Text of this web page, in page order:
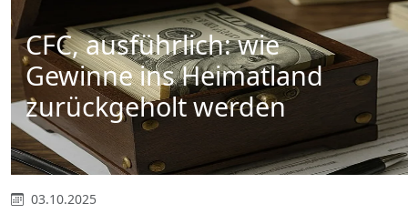
CFC, ausführlich: wie
Gewinne ins Heimatland
zurückgeholt werden
03.10.2025